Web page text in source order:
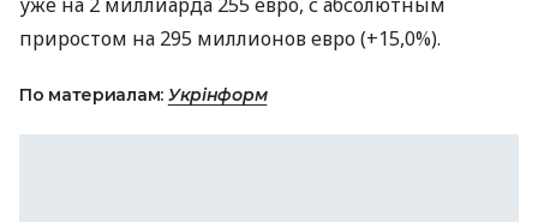
приростом на 295 миллионов евро (+15,0%).
По материалам: Укрінформ